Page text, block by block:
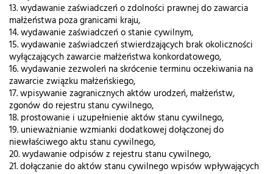
13. wydawanie zaświadczeń o zdolności prawnej do zawarcia
małżeństwa poza granicami kraju,
14. wydawanie zaświadczeń o stanie cywilnym,
15. wydawanie zaświadczeń stwierdzających brak okoliczności
wyłączających zawarcie małżeństwa konkordatowego,
16. wydawanie zezwoleń na skrócenie terminu oczekiwania na
zawarcie związku małżeńskiego,
17. wpisywanie zagranicznych aktów urodzeń, małżeństw,
zgonów do rejestru stanu cywilnego,
18. prostowanie i uzupełnienie aktów stanu cywilnego,
19. unieważnianie wzmianki dodatkowej dołączonej do
niewłaściwego aktu stanu cywilnego,
20. wydawanie odpisów z rejestru stanu cywilnego,
21. dołączanie do aktów stanu cywilnego wpisów wpływających